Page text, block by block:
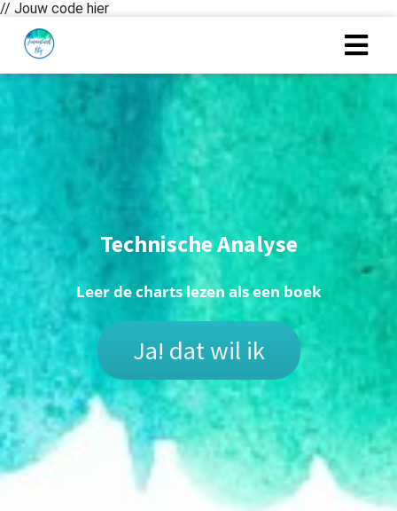
// Jouw code hier
Technische Analyse
Leer de charts lezen als een boek
Ja! dat wil ik